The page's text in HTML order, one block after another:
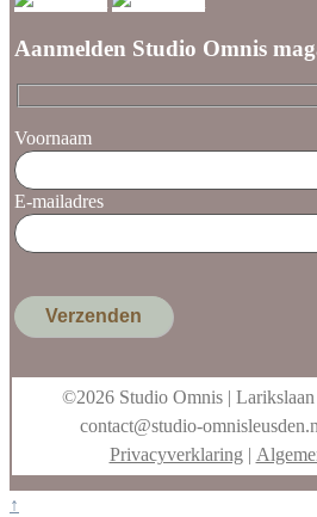
Aanmelden Studio Omnis
Voornaam
E-mailadres
©2026 Studio Omnis |
contact@studio-
Privacyverklaring |
↑